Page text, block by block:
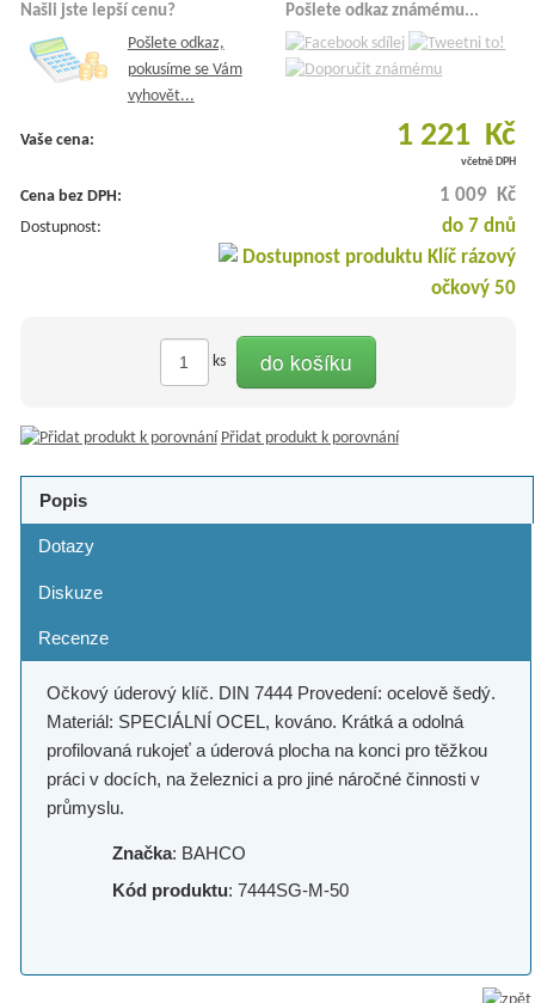
Našli jste lepší cenu?
Pošlete odkaz,
pokusíme se Vám
vyhovět...
Pošlete odkaz známému...
Vaše cena: 1 221 Kč
včetně DPH
Cena bez DPH: 1 009 Kč
Dostupnost: do 7 dnů
ks do košíku
Přidat produkt k porovnání
Popis
Dotazy
Diskuze
Recenze
Očkový úderový klíč. DIN 7444 Provedení: ocelově šedý.
Materiál: SPECIÁLNÍ OCEL, kováno. Krátká a odolná
profilovaná rukojeť a úderová plocha na konci pro těžkou
práci v docích, na železnici a pro jiné náročné činnosti v
průmyslu.
Značka: BAHCO
Kód produktu: 7444SG-M-50